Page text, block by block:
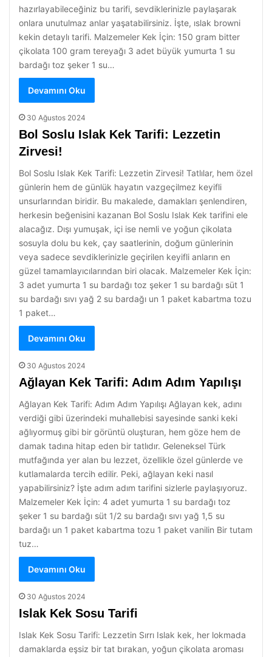
hazırlayabileceğiniz bu tarifi, sevdiklerinizle paylaşarak
onlara unutulmaz anlar yaşatabilirsiniz. İşte, ıslak browni
kekin detaylı tarifi. Malzemeler Kek İçin: 150 gram bitter
çikolata 100 gram tereyağı 3 adet büyük yumurta 1 su
bardağı toz şeker 1 su…
Devamını Oku
30 Ağustos 2024
Bol Soslu Islak Kek Tarifi: Lezzetin
Zirvesi!
Bol Soslu Islak Kek Tarifi: Lezzetin Zirvesi! Tatlılar, hem özel
günlerin hem de günlük hayatın vazgeçilmez keyifli
unsurlarından biridir. Bu makalede, damakları şenlendiren,
herkesin beğenisini kazanan Bol Soslu Islak Kek tarifini ele
alacağız. Dışı yumuşak, içi ise nemli ve yoğun çikolata
sosuyla dolu bu kek, çay saatlerinin, doğum günlerinin
veya sadece sevdiklerinizle geçirilen keyifli anların en
güzel tamamlayıcılarından biri olacak. Malzemeler Kek İçin:
3 adet yumurta 1 su bardağı toz şeker 1 su bardağı süt 1
su bardağı sıvı yağ 2 su bardağı un 1 paket kabartma tozu
1 paket…
Devamını Oku
30 Ağustos 2024
Ağlayan Kek Tarifi: Adım Adım Yapılışı
Ağlayan Kek Tarifi: Adım Adım Yapılışı Ağlayan kek, adını
verdiği gibi üzerindeki muhallebisi sayesinde sanki keki
ağlıyormuş gibi bir görüntü oluşturan, hem göze hem de
damak tadına hitap eden bir tatlıdır. Geleneksel Türk
mutfağında yer alan bu lezzet, özellikle özel günlerde ve
kutlamalarda tercih edilir. Peki, ağlayan keki nasıl
yapabilirsiniz? İşte adım adım tarifini sizlerle paylaşıyoruz.
Malzemeler Kek İçin: 4 adet yumurta 1 su bardağı toz
şeker 1 su bardağı süt 1/2 su bardağı sıvı yağ 1,5 su
bardağı un 1 paket kabartma tozu 1 paket vanilin Bir tutam
tuz…
Devamını Oku
30 Ağustos 2024
Islak Kek Sosu Tarifi
Islak Kek Sosu Tarifi: Lezzetin Sırrı Islak kek, her lokmada
damaklarda eşsiz bir tat bırakan, yoğun çikolata aroması